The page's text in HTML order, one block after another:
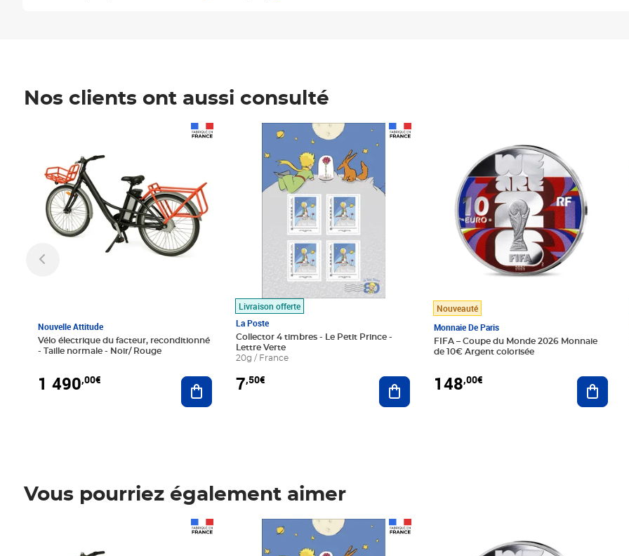
Nos clients ont aussi consulté
Nouvelle Attitude
Vélo électrique du facteur, reconditionné
- Taille normale - Noir/ Rouge
1 490,00€ Ajouter au panier
Livraison offerte
La Poste
Collector 4 timbres - Le Petit Prince -
Lettre Verte
20g / France
7,50€
Prix 7,50€
Ajouter au panier
Nouveauté
Monnaie De Paris
FIFA – Coupe du Monde 2026 Monnaie
de 10€ Argent colorisée
148,00€
Vous pourriez également aimer
Prix 7,50€